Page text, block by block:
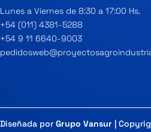
Lunes a Viernes de 8:30 a 17:00 Hs.
+54 (011) 4381-5288
+54 9 11 6640-9003
Diseñada por Grupo Vansur |